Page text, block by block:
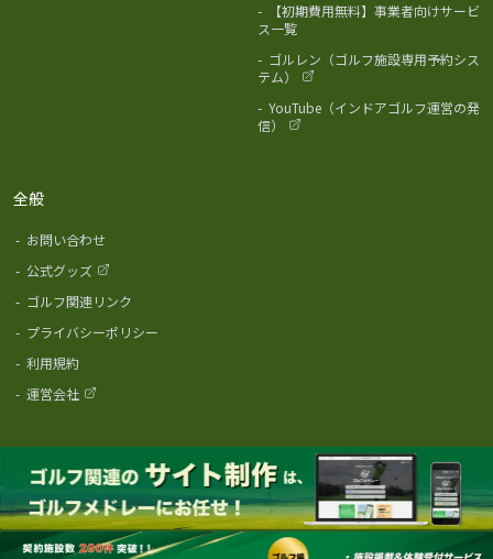
-
【初期費用無料】事業者向けサービ
ス一覧
- ゴルレン（ゴルフ施設専用予約シス
テム）
- YouTube（インドアゴルフ運営の発
信）
全般
- お問い合わせ
- 公式グッズ
- ゴルフ関連リンク
- プライバシーポリシー
- 利用規約
- 運営会社